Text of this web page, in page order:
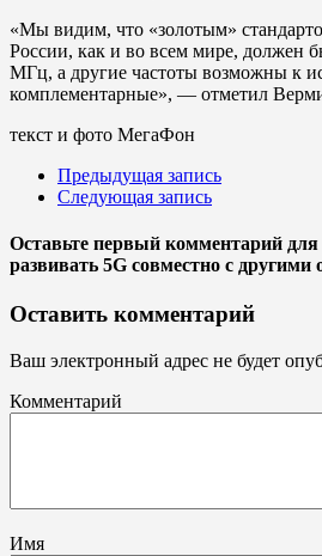
«Мы видим, что «золотым»
России, как и во всем мире, должен
МГц, а другие частоты возможны к
комплементарные», — отметил
текст и фото МегаФон
Предыдущая запись
Следующая запись
Оставьте первый комментарий
развивать 5G совместно с другими
Оставить комментарий
Ваш электронный адрес не будет
Комментарий
Имя